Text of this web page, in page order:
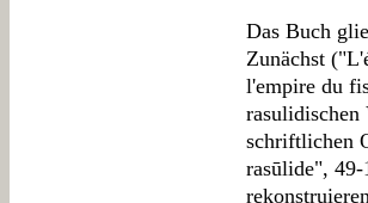
Das Buch
Zunächst
l'empire du
rasulidischen
schriftlichen
rasūlide",